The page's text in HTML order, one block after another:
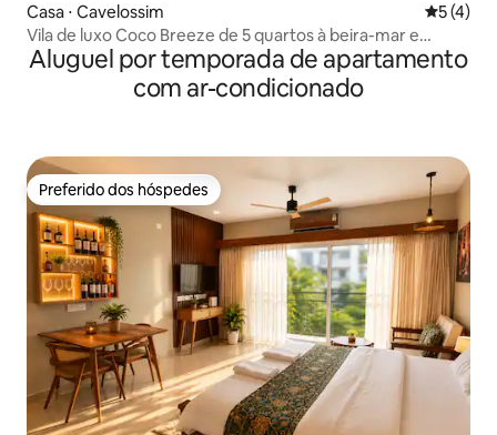
Casa ⋅ Cavelossim 5 de
5 (4)
Vila de luxo Coco Breeze de 5 quartos à beira-mar e
piscina privativa
Aluguel por temporada de apartamento
com ar-condicionado
Preferido dos hóspedes
Preferido dos hóspedes